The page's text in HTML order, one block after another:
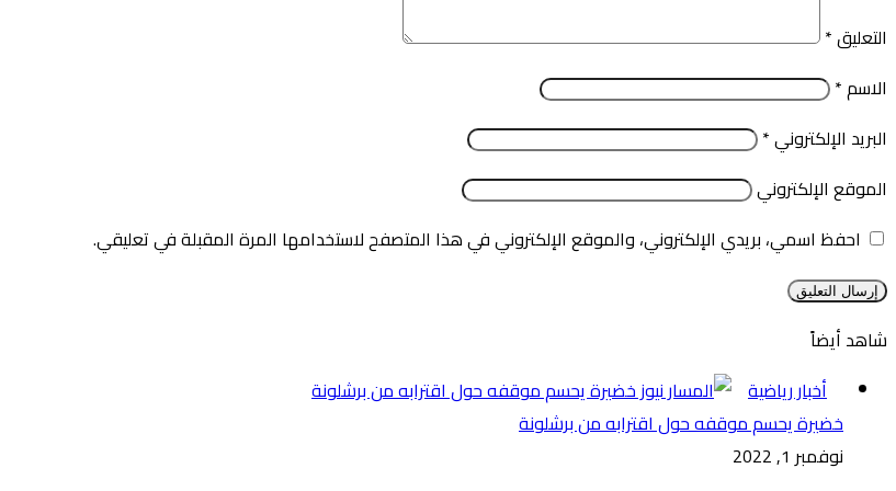
التعليق*
الاسم*
البريد الإلكتروني*
الموقع الإلكتروني
احفظ اسمي، بريدي الإلكتروني، والموقع الإلكتروني في هذا المتصفح لاستخدامها المرة المقبلة في تعليقي.
شاهد أيضاً
أخبار رياضية
خضيرة يحسم موقفه حول اقترابه من برشلونة
نوفمبر 1, 2022